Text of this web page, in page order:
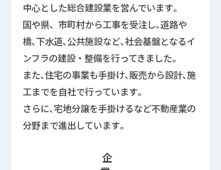
中心とした総合建設業を営んでいます｡
国や県、市町村から工事を受注し､道路や
橋､下水道､公共施設など､社会基盤となるイ
ンフラの建設・整備を行ってきました｡
また､住宅の事業も手掛け､販売から設計､施
工までを自社で行っています｡
さらに､宅地分譲を手掛けるなど不動産業の
分野まで進出しています｡
企